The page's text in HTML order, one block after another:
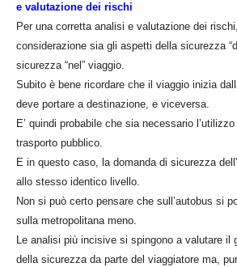
e valutazione dei rischi
Per una corretta analisi e valutazione dei
considerazione sia gli aspetti della sicurezza
sicurezza “nel” viaggio.
Subito è bene ricordare che il viaggio inizia
deve portare a destinazione, e viceversa.
E’ quindi probabile che sia necessario
trasporto pubblico.
E in questo caso, la domanda di sicurezza
allo stesso identico livello.
Non si può certo pensare che sull’autobus si
sulla metropolitana meno.
Le analisi più incisive si spingono a valutare il
della sicurezza da parte del viaggiatore ma,